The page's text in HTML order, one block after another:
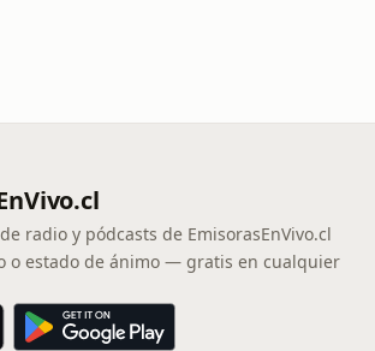
radio y pódcasts de EmisorasEnVivo.cl
o estado de ánimo — gratis en cualquier